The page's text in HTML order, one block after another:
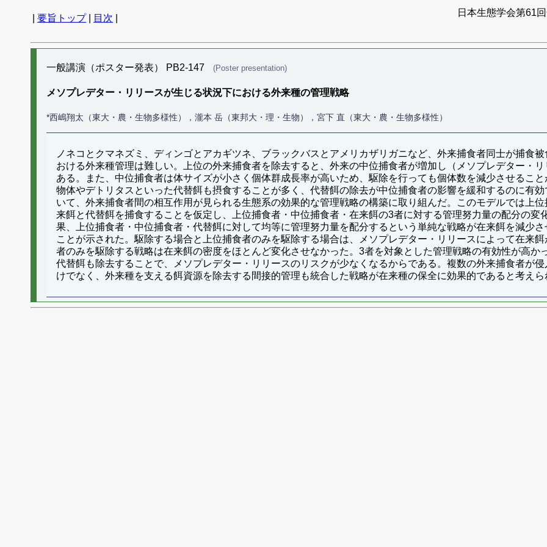
要旨トップ| 目次
日本生態学会第61
一般講演（ポスター発表） PB2-147 (Poster presentation)
メソプレデター・リリースが生じる状況下における外来種の管理戦略
*西嶋翔太（東大・農・生物多様性），瀧本 岳（東邦大・理・生物），宮下 直（東大・農・生物多様性）
ノネコとクマネズミ、ディンゴとアカギツネ、ブラックバスとアメリカザリガニなど、外来捕食者同士が捕食
おける外来種管理は難しい。上位の外来捕食者を除去すると、外来の中位捕食者が増加し（メソプレデター・
ある。また、中位捕食者は体サイズが小さく個体群成長率が高いため、駆除を行っても個体数を減少させるこ
物体やデトリタスといった代替餌も摂食することが多く、代替餌の除去が中位捕食者の影響を緩和するのに有
いて、外来捕食者間の相互作用が見られる生態系の効果的な管理戦略の構築に取り組んだ。このモデルでは上
来餌と代替餌を捕食することを仮定し、上位捕食者・中位捕食者・在来餌の3者に対する管理努力量の配分の変
果、上位捕食者・中位捕食者・代替餌に対して均等に管理努力量を配分するという単純な戦略が在来餌を減少
ことが示された。駆除する場合と上位捕食者のみを駆除する場合は、メソプレデター・リリースによって在来
者のみを駆除する戦略は在来餌の密度をほとんど変化させなかった。3者を対象とした管理戦略の有効性が高か
代替餌も除去することで、メソプレデター・リリースのリスクが少なくなるからである。複数の外来捕食者が
けでなく、外来種を支える餌資源を除去する間接的管理も統合した戦略が在来種の保全に効果的であると考えら